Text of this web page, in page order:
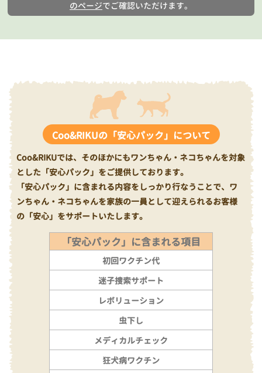
のページでご確認いただけます。
Coo&RIKUの「安心パック」について
Coo&RIKUでは、そのほかにもワンちゃん・ネコちゃんを対象
とした「安心パック」をご提供しております。
「安心パック」に含まれる内容をしっかり行なうことで、ワ
ンちゃん・ネコちゃんを家族の一員として迎えられるお客様
の「安心」をサポートいたします。
「安心パック」に含まれる項目
初回ワクチン代
迷子捜索サポート
レボリューション
虫下し
メディカルチェック
狂犬病ワクチン